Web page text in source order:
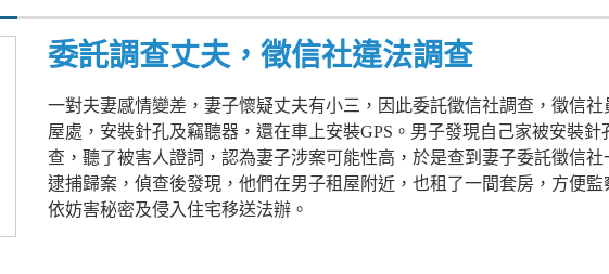
委託調查丈夫，徵信社違法調查
一對夫妻感情變差，妻子懷疑丈夫有小三，因此委託徵信社調查，徵信社
屋處，安裝針孔及竊聽器，還在車上安裝GPS。男子發現自己家被安裝針
查，聽了被害人證詞，認為妻子涉案可能性高，於是查到妻子委託徵信社
逮捕歸案，偵查後發現，他們在男子租屋附近，也租了一間套房，方便監
依妨害秘密及侵入住宅移送法辦。